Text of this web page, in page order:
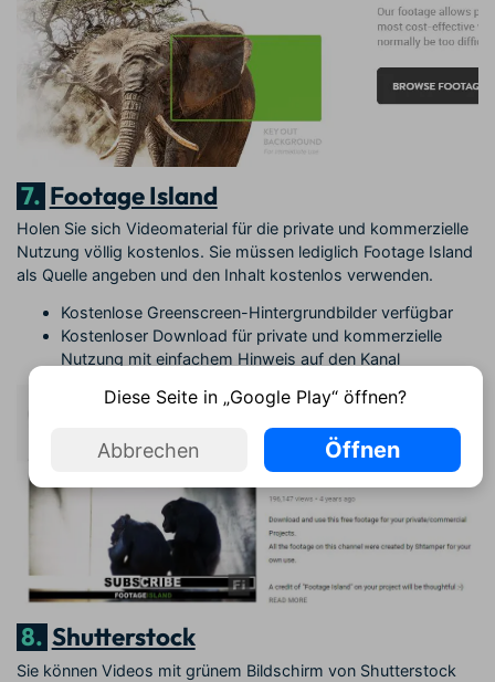
7. Footage Island
Holen Sie sich Videomaterial für die private und kommerzielle
Nutzung völlig kostenlos. Sie müssen lediglich Footage Island
als Quelle angeben und den Inhalt kostenlos verwenden.
Kostenlose Greenscreen-Hintergrundbilder verfügbar
Kostenloser Download für private und kommerzielle
Nutzung mit einfachem Hinweis auf den Kanal
8. Shutterstock
Sie können Videos mit grünem Bildschirm von Shutterstock
Diese Seite in „Google Play“ öffnen?
Abbrechen Öffnen